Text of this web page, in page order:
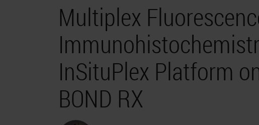
Multiplex
InSituPlex Platform
BOND RX